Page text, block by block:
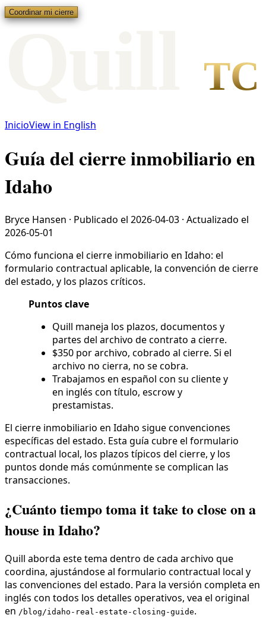
Coordinar mi cierre
TC
InicioView in English
Guía del cierre inmobiliario en
Idaho
Bryce Hansen · Publicado el 2026-04-03 · Actualizado el
2026-05-01
Cómo funciona el cierre inmobiliario en Idaho: el
formulario contractual aplicable, la convención de cierre
del estado, y los plazos críticos.
Puntos clave
Quill maneja los plazos, documentos y
partes del archivo de contrato a cierre.
$350 por archivo, cobrado al cierre. Si el
archivo no cierra, no se cobra.
Trabajamos en español con su cliente y
en inglés con título, escrow y
prestamistas.
El cierre inmobiliario en Idaho sigue convenciones
específicas del estado. Esta guía cubre el formulario
contractual local, los plazos típicos del cierre, y los
puntos donde más comúnmente se complican las
transacciones.
¿Cuánto tiempo toma it take to close on a
house in Idaho?
Quill aborda este tema dentro de cada archivo que
coordina, ajustándose al formulario contractual local y
las convenciones del estado. Para la versión completa en
inglés con todos los detalles operativos, vea el original
en /blog/idaho-real-estate-closing-guide.